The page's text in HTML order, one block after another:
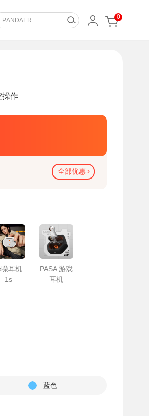
0
操作
全部优惠
噪耳机
1s
PASA 游戏
耳机
蓝色